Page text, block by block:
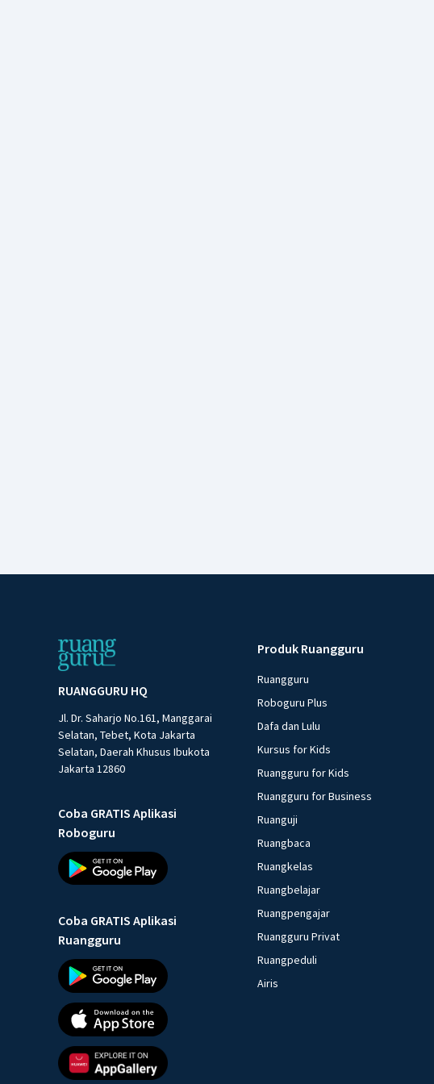
RUANGGURU HQ
Jl. Dr. Saharjo No.161, Manggarai
Selatan, Tebet, Kota Jakarta
Selatan, Daerah Khusus Ibukota
Jakarta 12860
Coba GRATIS Aplikasi
Roboguru
Coba GRATIS Aplikasi
Ruangguru
Produk Ruangguru
Ruangguru
Roboguru Plus
Dafa dan Lulu
Kursus for Kids
Ruangguru for Kids
Ruangguru for Business
Ruanguji
Ruangbaca
Ruangkelas
Ruangbelajar
Ruangpengajar
Ruangguru Privat
Ruangpeduli
Airis